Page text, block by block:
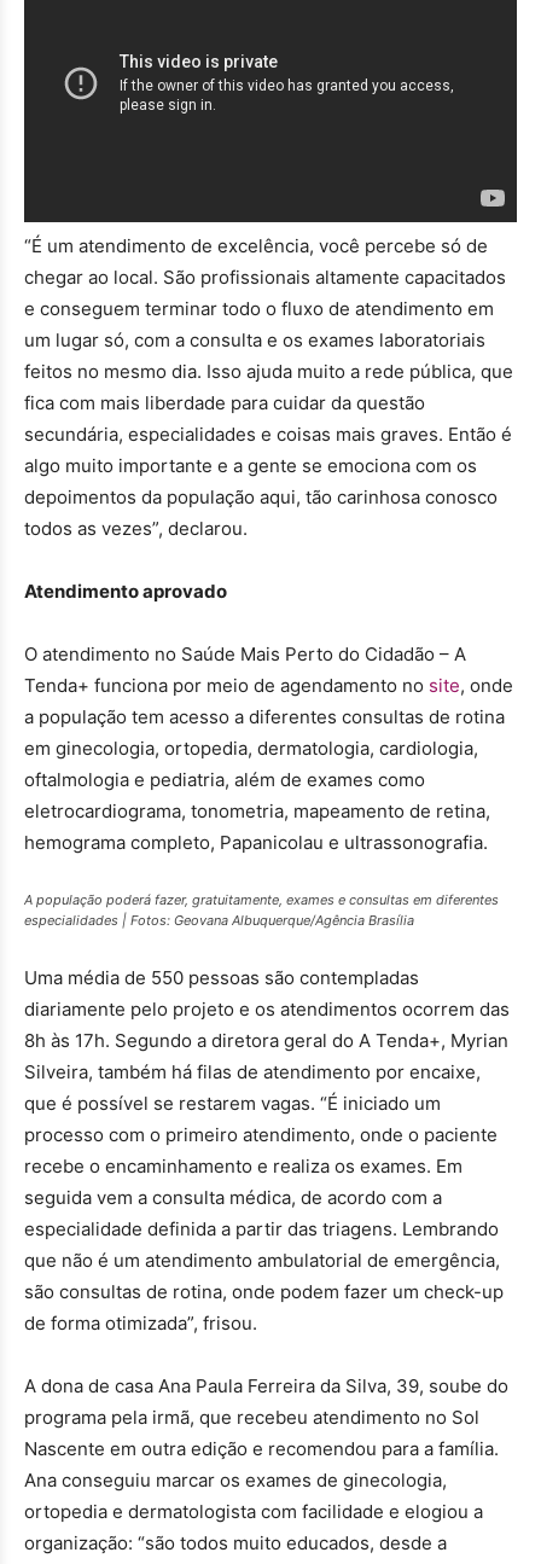
“É um atendimento de excelência, você percebe só de
chegar ao local. São profissionais altamente capacitados
e conseguem terminar todo o fluxo de atendimento em
um lugar só, com a consulta e os exames laboratoriais
feitos no mesmo dia. Isso ajuda muito a rede pública, que
fica com mais liberdade para cuidar da questão
secundária, especialidades e coisas mais graves. Então é
algo muito importante e a gente se emociona com os
depoimentos da população aqui, tão carinhosa conosco
todos as vezes”, declarou.
Atendimento aprovado
O atendimento no Saúde Mais Perto do Cidadão – A
Tenda+ funciona por meio de agendamento no site, onde
a população tem acesso a diferentes consultas de rotina
em ginecologia, ortopedia, dermatologia, cardiologia,
oftalmologia e pediatria, além de exames como
eletrocardiograma, tonometria, mapeamento de retina,
hemograma completo, Papanicolau e ultrassonografia.
A população poderá fazer, gratuitamente, exames e consultas em diferentes
especialidades | Fotos: Geovana Albuquerque/Agência Brasília
Uma média de 550 pessoas são contempladas
diariamente pelo projeto e os atendimentos ocorrem das
8h às 17h. Segundo a diretora geral do A Tenda+, Myrian
Silveira, também há filas de atendimento por encaixe,
que é possível se restarem vagas. “É iniciado um
processo com o primeiro atendimento, onde o paciente
recebe o encaminhamento e realiza os exames. Em
seguida vem a consulta médica, de acordo com a
especialidade definida a partir das triagens. Lembrando
que não é um atendimento ambulatorial de emergência,
são consultas de rotina, onde podem fazer um check-up
de forma otimizada”, frisou.
A dona de casa Ana Paula Ferreira da Silva, 39, soube do
programa pela irmã, que recebeu atendimento no Sol
Nascente em outra edição e recomendou para a família.
Ana conseguiu marcar os exames de ginecologia,
ortopedia e dermatologista com facilidade e elogiou a
organização: “são todos muito educados, desde a